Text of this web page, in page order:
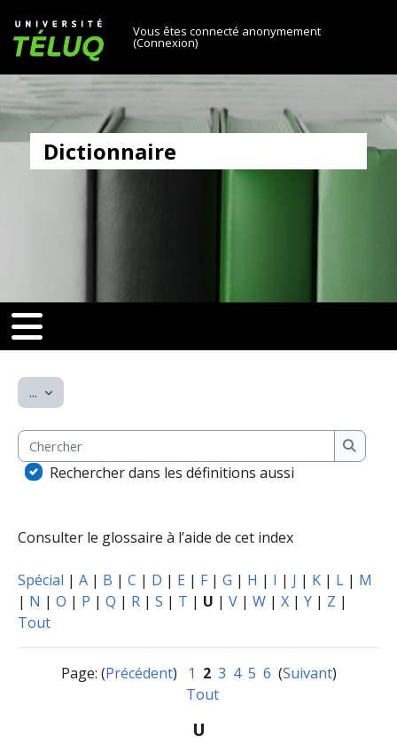
Université TÉLUQ
Vous êtes connecté anonymement
(Connexion)
Dictionnaire
[[nav-toggle]]
toggle]]
... Exporter des articles
Chercher
Rechercher dans les définitions aussi
Consulter le glossaire à l’aide de cet index
Spécial | A | B | C | D | E | F | G | H | I | J | K | L | M
| N | O | P | Q | R | S | T | U | V | W | X | Y | Z |
Tout
Page: (Précédent) 1 2 3 4 5 6 (Suivant)
Tout
U